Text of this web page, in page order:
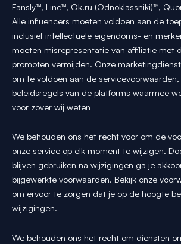
Fansly™, Line™, Ok.ru (Odnoklassniki)™,
Alle influencers moeten voldoen aan de
inclusief intellectuele eigendoms- en
moeten misrepresentatie van affiliatie met
promoten vermijden. Onze
om te voldoen aan de
beleidsregels van de platforms waarmee
voor zover wij weten
We behouden ons het recht voor om de
onze service op elk moment te wijzigen.
blijven gebruiken na wijzigingen ga je
bijgewerkte voorwaarden. Bekijk onze
om ervoor te zorgen dat je op de hoogte
wijzigingen.
We behouden ons het recht om diensten